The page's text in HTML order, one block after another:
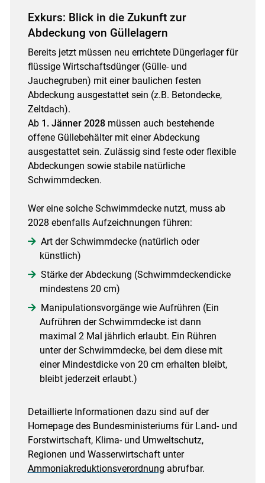
Exkurs: Blick in die Zukunft zur
Abdeckung von Güllelagern
Bereits jetzt müssen neu errichtete Düngerlager für
flüssige Wirtschaftsdünger (Gülle- und
Jauchegruben) mit einer baulichen festen
Abdeckung ausgestattet sein (z.B. Betondecke,
Zeltdach).
Ab 1. Jänner 2028müssen auch bestehende
offene Güllebehälter mit einer Abdeckung
ausgestattet sein. Zulässig sind feste oder flexible
Abdeckungen sowie stabile natürliche
Schwimmdecken.
Wer eine solche Schwimmdecke nutzt, muss ab
2028 ebenfalls Aufzeichnungen führen:
Art der Schwimmdecke (natürlich oder
künstlich)
Stärke der Abdeckung (Schwimmdeckendicke
mindestens 20 cm)
Manipulationsvorgänge wie Aufrühren (Ein
Aufrühren der Schwimmdecke ist dann
maximal 2 Mal jährlich erlaubt. Ein Rühren
unter der Schwimmdecke, bei dem diese mit
einer Mindestdicke von 20 cm erhalten bleibt,
bleibt jederzeit erlaubt.)
Detaillierte Informationen dazu sind auf der
Homepage des Bundesministeriums für Land- und
Forstwirtschaft, Klima- und Umweltschutz,
Regionen und Wasserwirtschaft unter
Ammoniakreduktionsverordnung abrufbar.